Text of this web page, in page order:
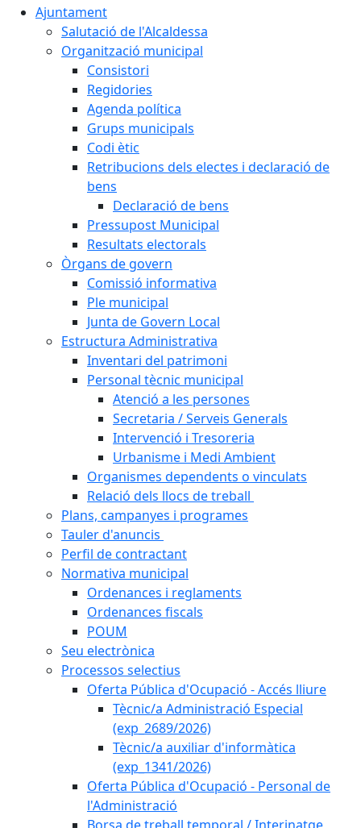
Ajuntament
Salutació de l'Alcaldessa
Organització municipal
Consistori
Regidories
Agenda política
Grups municipals
Codi ètic
Retribucions dels electes i declaració de
bens
Declaració de bens
Pressupost Municipal
Resultats electorals
Òrgans de govern
Comissió informativa
Ple municipal
Junta de Govern Local
Estructura Administrativa
Inventari del patrimoni
Personal tècnic municipal
Atenció a les persones
Secretaria / Serveis Generals
Intervenció i Tresoreria
Urbanisme i Medi Ambient
Organismes dependents o vinculats
Relació dels llocs de treball
Plans, campanyes i programes
Tauler d'anuncis
Perfil de contractant
Normativa municipal
Ordenances i reglaments
Ordenances fiscals
POUM
Seu electrònica
Processos selectius
Oferta Pública d'Ocupació - Accés lliure
Tècnic/a Administració Especial
(exp_2689/2026)
Tècnic/a auxiliar d'informàtica
(exp_1341/2026)
Oferta Pública d'Ocupació - Personal de
l'Administració